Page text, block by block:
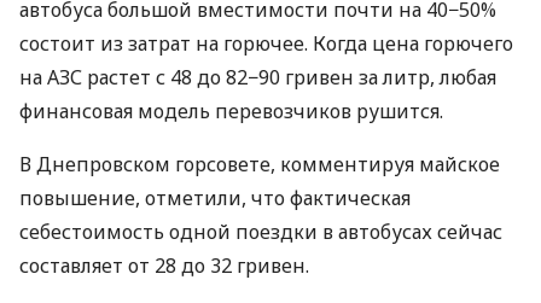
автобуса большой вместимости почти на 40−50%
состоит из затрат на горючее. Когда цена горючего
на АЗС растет с 48 до 82−90 гривен за литр, любая
финансовая модель перевозчиков рушится.
В Днепровском горсовете, комментируя майское
повышение, отметили, что фактическая
себестоимость одной поездки в автобусах сейчас
составляет от 28 до 32 гривен.